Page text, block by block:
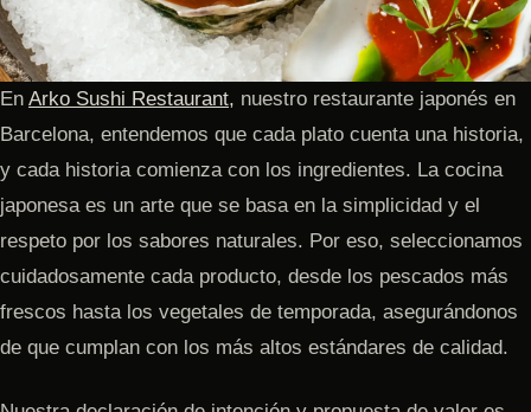
En Arko Sushi Restaurant, nuestro restaurante japonés en
Barcelona, entendemos que cada plato cuenta una historia,
y cada historia comienza con los ingredientes. La cocina
japonesa es un arte que se basa en la simplicidad y el
respeto por los sabores naturales. Por eso, seleccionamos
cuidadosamente cada producto, desde los pescados más
frescos hasta los vegetales de temporada, asegurándonos
de que cumplan con los más altos estándares de calidad.